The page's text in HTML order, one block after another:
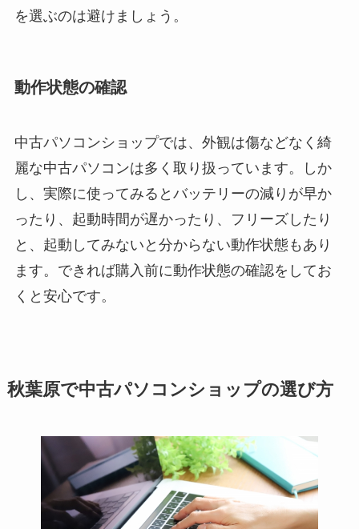
を選ぶのは避けましょう。
動作状態の確認
中古パソコンショップでは、外観は傷などなく綺
麗な中古パソコンは多く取り扱っています。しか
し、実際に使ってみるとバッテリーの減りが早か
ったり、起動時間が遅かったり、フリーズしたり
と、起動してみないと分からない動作状態もあり
ます。できれば購入前に動作状態の確認をしてお
くと安心です。
秋葉原で中古パソコンショップの選び方